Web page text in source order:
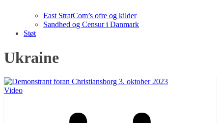
East StratCom’s ofre og kilder
Sandhed og Censur i Danmark
Støt
Ukraine
Video